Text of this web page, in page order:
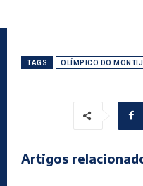
TAGS OLÍMPICO DO
Artigos